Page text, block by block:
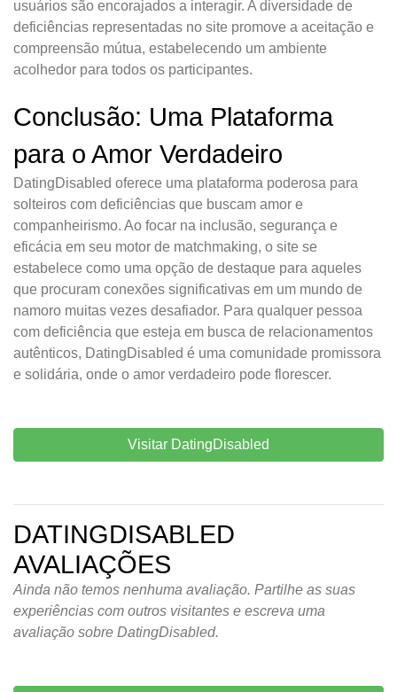
usuários são encorajados a interagir. A diversidade de
deficiências representadas no site promove a aceitação e
compreensão mútua, estabelecendo um ambiente
acolhedor para todos os participantes.
Conclusão: Uma Plataforma
para o Amor Verdadeiro
DatingDisabled oferece uma plataforma poderosa para
solteiros com deficiências que buscam amor e
companheirismo. Ao focar na inclusão, segurança e
eficácia em seu motor de matchmaking, o site se
estabelece como uma opção de destaque para aqueles
que procuram conexões significativas em um mundo de
namoro muitas vezes desafiador. Para qualquer pessoa
com deficiência que esteja em busca de relacionamentos
autênticos, DatingDisabled é uma comunidade promissora
e solidária, onde o amor verdadeiro pode florescer.
Visitar DatingDisabled
DATINGDISABLED
AVALIAÇÕES
Ainda não temos nenhuma avaliação. Partilhe as suas
experiências com outros visitantes e escreva uma
avaliação sobre DatingDisabled.